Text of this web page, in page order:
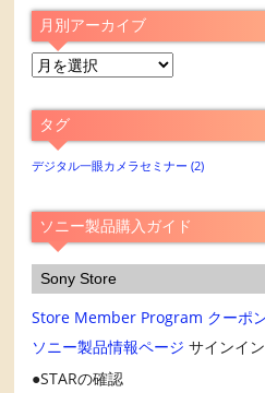
月別アーカイブ
月
ア
ー
カ
ブ
タグ
デジタル一眼カメラセミナー (2)
ソニー製品購入ガイド
Sony Store
Store Member Program クーポ
ソニー製品情報ページ サインイ
STARの確認